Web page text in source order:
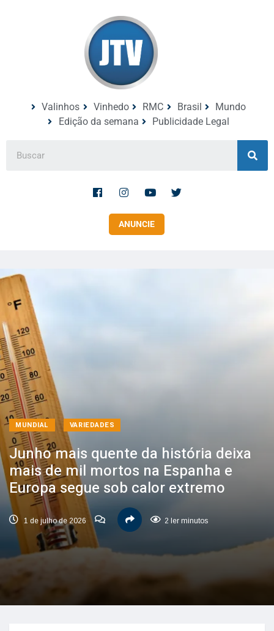
Valinhos Vinhedo RMC Brasil
Mundo
Edição da semana
Publicidade Legal
ANUNCIE
MUNDIAL VARIEDADES
Junho mais quente da história deixa
mais de mil mortos na Espanha e
Europa segue sob calor extremo
1 de julho de 2026 2 ler minutos